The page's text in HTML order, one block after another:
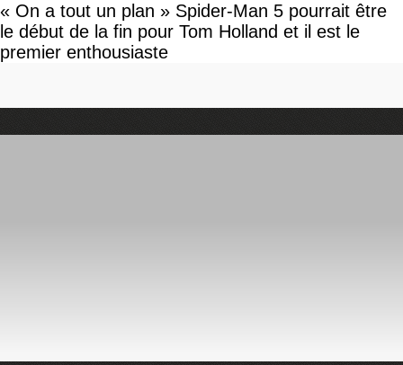
« On a tout un plan » Spider-Man 5 pourrait être
le début de la fin pour Tom Holland et il est le
premier enthousiaste